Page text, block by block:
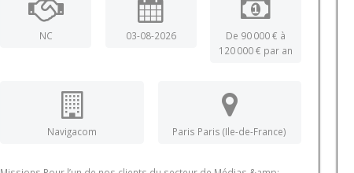
NC 03-08-2026
De 90 000 € à
120 000 € par an
Navigacom Paris Paris (Ile-de-France)